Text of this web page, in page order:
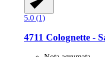
5.0 (1)
4711 Colognette -​